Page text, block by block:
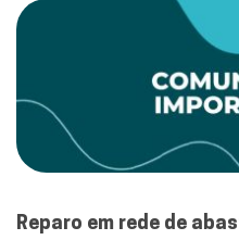
Reparo em rede de